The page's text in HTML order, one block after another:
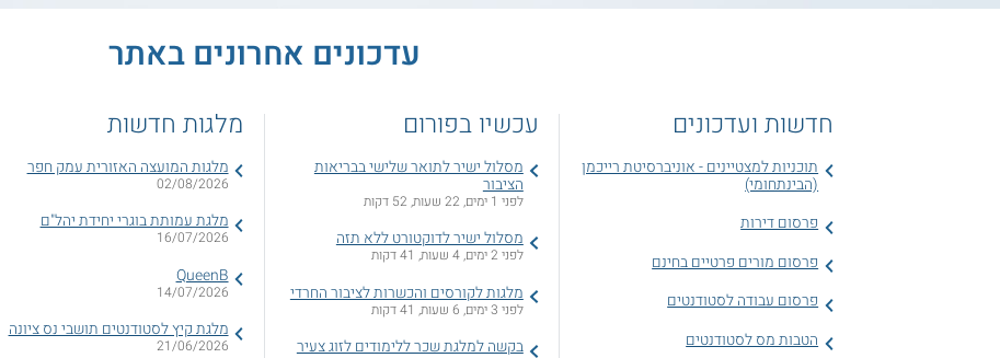
עדכונים אחרונים באתר
חדשות ועדכונים
תוכניות למצטיינים - אוניברסיטת רייכמן
(הבינתחומי)
פרסום דירות
פרסום מורים פרטיים בחינם
פרסום עבודה לסטודנטים
הטבות מס לסטודנטים
עכשיו בפורום
מסלול ישיר לתואר שלישי בבריאות
הציבור
לפני 1 ימים, 22 שעות, 52 דקות
מסלול ישיר לדוקטורט ללא תזה
לפני 2 ימים, 4 שעות, 41 דקות
מלגות לקורסים והכשרות לציבור החרדי
לפני 3 ימים, 6 שעות, 41 דקות
בקשה למלגת שכר ללימודים לזוג צעיר
מלגות חדשות
מלגות המועצה האזורית עמק חפר
02/08/2026
מלגת עמותת בוגרי יחידת יהל"ם
16/07/2026
QueenB
14/07/2026
מלגת קיץ לסטודנטים תושבי נס ציונה
21/06/2026